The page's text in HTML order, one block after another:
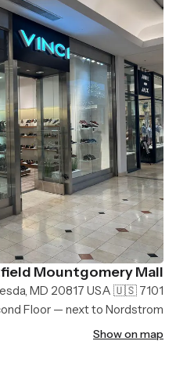
Mountgomery Mall
7101 Democracy Blvd, Bethesda, MD 20817 USA 🇺🇸
Floor — next to Nordstrom
Show on map